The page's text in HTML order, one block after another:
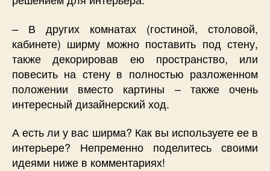
– В других комнатах (гостиной, столовой,
кабинете) ширму можно поставить под стену,
также декорировав ею пространство, или
повесить на стену в полностью разложенном
положении вместо картины – также очень
интересный дизайнерский ход.
А есть ли у вас ширма? Как вы используете ее в
интерьере? Непременно поделитесь своими
идеями ниже в комментариях!